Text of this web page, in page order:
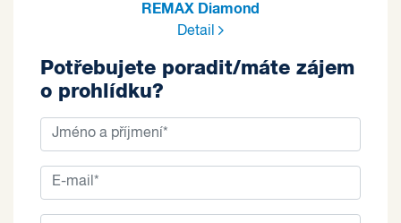
REMAX Diamond
Detail
Potřebujete poradit/máte zájem
o prohlídku?